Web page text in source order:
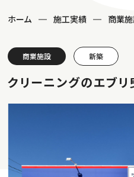
ホーム 施工実績 商業
商業施設 新築
クリーニングのエブリ